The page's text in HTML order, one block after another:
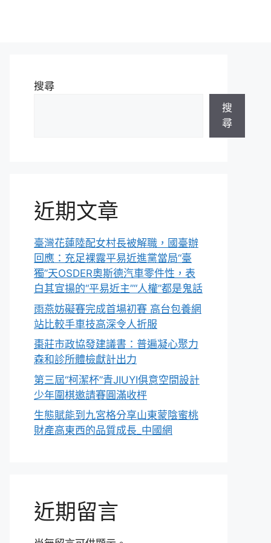
搜尋
搜
尋
近期文章
臺灣花蓮陸配女村長被解職，國臺辦
回應：充足裸露平易近進黨當局“臺
獨”天OSDER奧斯德汽車零件性，表
白其宣揚的“平易近主”“人權”都是鬼話
雨燕妨礙賽完成首場初賽 高台包養網
站比較手車技高深令人折服
棗莊市政協發建議書：普遍凝心聚力
森和診所體檢獻計出力
第三屆“柯潔杯”青JIUYI俱意空間設計
少年圍棋邀請賽圓滿收枰
生態賦能到九宮格分享山東蒙陰蜜桃
財產高東西的品質成長_中國網
近期留言